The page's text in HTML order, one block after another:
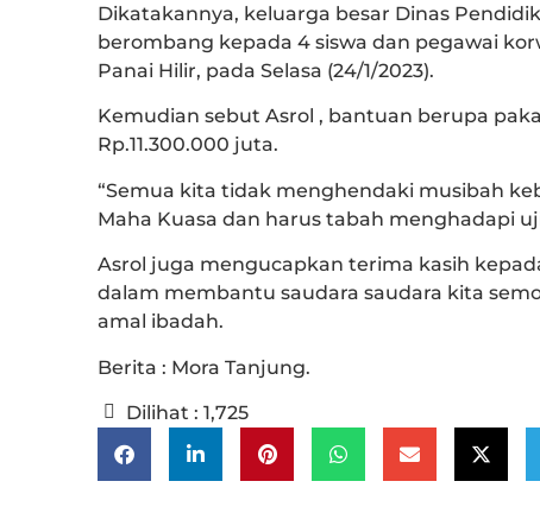
Dikatakannya, keluarga besar Dinas
berombang kepada 4 siswa dan pegawai
Panai Hilir, pada Selasa (24/1/2023).
Kemudian sebut Asrol , bantuan berupa
Rp.11.300.000 juta.
“Semua kita tidak menghendaki musibah
Maha Kuasa dan harus tabah menghadapi
Asrol juga mengucapkan terima kasih
dalam membantu saudara saudara kita
amal ibadah.
Berita : Mora Tanjung.
Dilihat : 1,725